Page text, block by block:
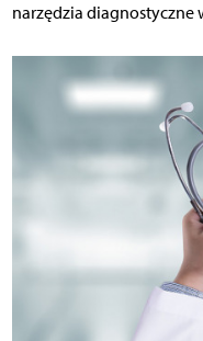
narzędzia diagnostyczne